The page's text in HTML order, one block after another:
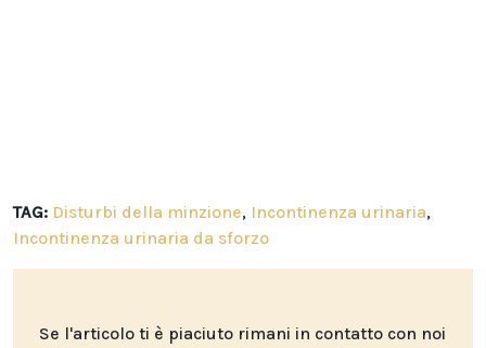
TAG: Disturbi della minzione, Incontinenza urinaria,
Incontinenza urinaria da sforzo
Se l'articolo ti è piaciuto rimani in contatto con noi